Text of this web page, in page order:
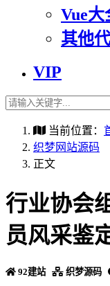
Vue大
其他
VIP
当前位置：
织梦网站源码
正文
行业协会
员风采鉴
92建站 织梦源码